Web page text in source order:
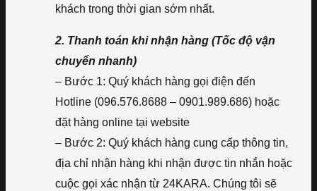
khách trong thời gian sớm nhất.
2. Thanh toán khi nhận hàng (Tốc độ vận
chuyển nhanh)
– Bước 1: Quý khách hàng gọi điện đến
Hotline (096.576.8688 – 0901.989.686) hoặc
đặt hàng online tại website
– Bước 2: Quý khách hàng cung cấp thông tin,
địa chỉ nhận hàng khi nhận được tin nhắn hoặc
cuộc gọi xác nhận từ 24KARA. Chúng tôi sẽ